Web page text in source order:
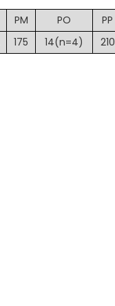
PM PO
PP
175 14(n=4)
210